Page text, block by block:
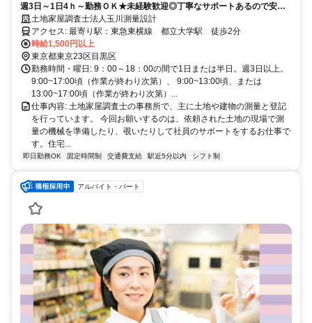
週3日～1日4ｈ～勤務ＯＫ★未経験歓迎◎丁寧なサポートあるので安
心！土地家屋調査士法人玉川測量設計
アクセス: 最寄り駅：東急東横線 都立大学駅 徒歩2分
時給1,500円以上
東京都東京23区目黒区
勤務時間・曜日: 9：00～18：00の間で1日または半日。週3日以上。
9:00~17:00頃（作業が終わり次第）、 9:00~13:00頃、または
13:00~17:00頃（作業が終わり次第）...
仕事内容: 土地家屋調査士の事務所で、主に土地や建物の測量と登記
を行っています。 今回お願いするのは、依頼された土地の現場で測
量の機械を準備したり、覗いたりして社員のサポートをするお仕事で
す。住宅...
即日勤務OK 固定時間制 交通費支給 駅近5分以内 シフト制
アルバイト・パート